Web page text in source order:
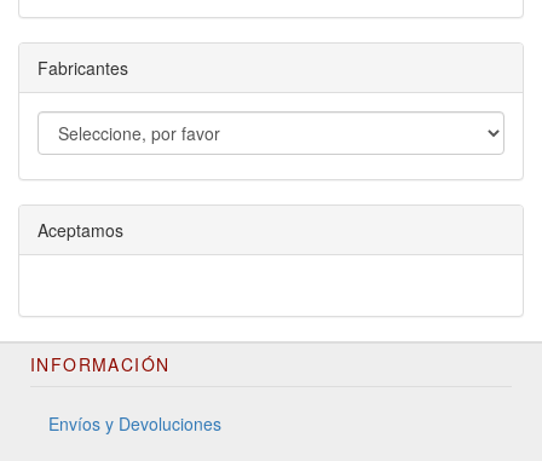
Fabricantes
Aceptamos
INFORMACIÓN
Envíos y Devoluciones